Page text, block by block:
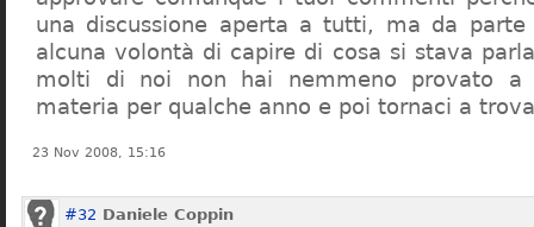
una discussione aperta a tutti, ma da parte
alcuna volontà di capire di cosa si stava
molti di noi non hai nemmeno provato a
materia per qualche anno e poi tornaci a
23 Nov 2008, 15:16
#32 Daniele Coppin